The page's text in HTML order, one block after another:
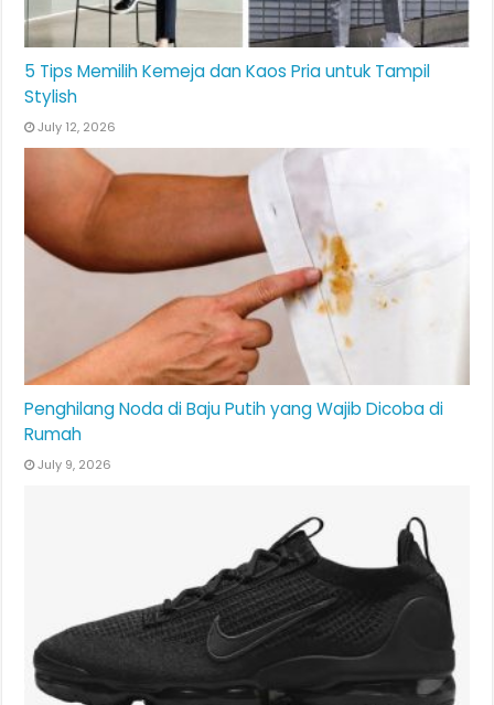
5 Tips Memilih Kemeja dan Kaos Pria untuk Tampil
Stylish
July 12, 2026
Penghilang Noda di Baju Putih yang Wajib Dicoba di
Rumah
July 9, 2026